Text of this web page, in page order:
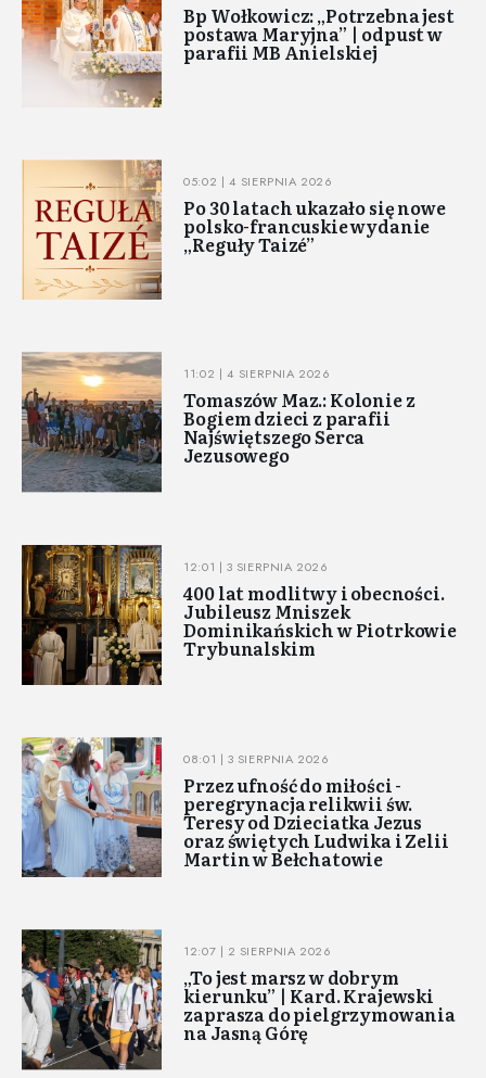
Bp Wołkowicz: „Potrzebna jest
postawa Maryjna” | odpust w
parafii MB Anielskiej
05:02 | 4 SIERPNIA 2026
Po 30 latach ukazało się nowe
polsko-francuskie wydanie
„Reguły Taizé”
11:02 | 4 SIERPNIA 2026
Tomaszów Maz.: Kolonie z
Bogiem dzieci z parafii
Najświętszego Serca
Jezusowego
12:01 | 3 SIERPNIA 2026
400 lat modlitwy i obecności.
Jubileusz Mniszek
Dominikańskich w Piotrkowie
Trybunalskim
08:01 | 3 SIERPNIA 2026
Przez ufność do miłości -
peregrynacja relikwii św.
Teresy od Dzieciatka Jezus
oraz świętych Ludwika i Zelii
Martin w Bełchatowie
12:07 | 2 SIERPNIA 2026
„To jest marsz w dobrym
kierunku” | Kard. Krajewski
zaprasza do pielgrzymowania
na Jasną Górę